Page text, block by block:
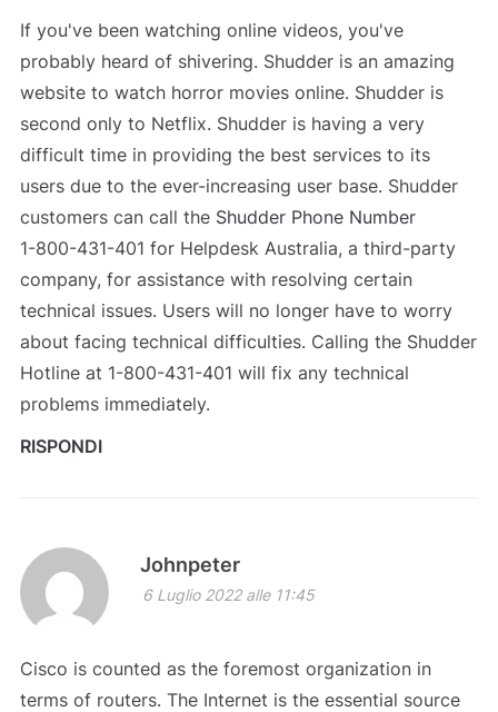
If you've been watching online videos, you've
probably heard of shivering. Shudder is an amazing
website to watch horror movies online. Shudder is
second only to Netflix. Shudder is having a very
difficult time in providing the best services to its
users due to the ever-increasing user base. Shudder
customers can call the Shudder Phone Number
1-800-431-401 for Helpdesk Australia, a third-party
company, for assistance with resolving certain
technical issues. Users will no longer have to worry
about facing technical difficulties. Calling the Shudder
Hotline at 1-800-431-401 will fix any technical
problems immediately.
RISPONDI
Johnpeter
6 Luglio 2022 alle 11:45
Cisco is counted as the foremost organization in
terms of routers. The Internet is the essential source